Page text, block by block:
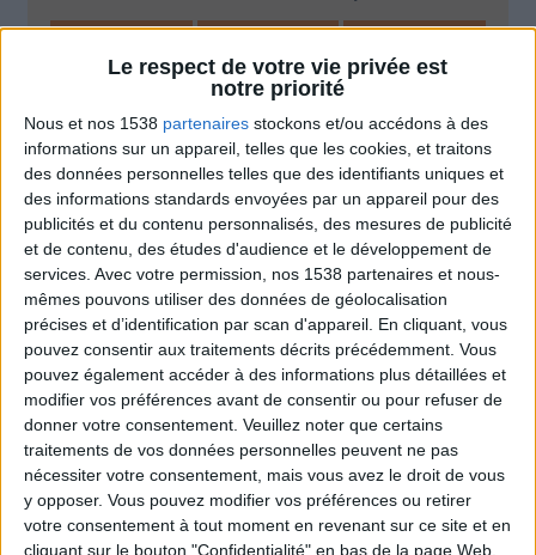
Le respect de votre vie privée est
notre priorité
Nous et nos 1538 partenaires stockons et/ou accédons à des
informations sur un appareil, telles que les cookies, et traitons
des données personnelles telles que des identifiants uniques et
des informations standards envoyées par un appareil pour des
publicités et du contenu personnalisés, des mesures de publicité
et de contenu, des études d'audience et le développement de
services. Avec votre permission, nos 1538 partenaires et nous-
mêmes pouvons utiliser des données de géolocalisation
précises et d’identification par scan d'appareil. En cliquant, vous
pouvez consentir aux traitements décrits précédemment. Vous
pouvez également accéder à des informations plus détaillées et
modifier vos préférences avant de consentir ou pour refuser de
donner votre consentement. Veuillez noter que certains
traitements de vos données personnelles peuvent ne pas
nécessiter votre consentement, mais vous avez le droit de vous
y opposer. Vous pouvez modifier vos préférences ou retirer
votre consentement à tout moment en revenant sur ce site et en
cliquant sur le bouton "Confidentialité" en bas de la page Web.
5 kilos
kilos
10 kilos
Webinaires en direct Voir tout
Chaque semaine, posez vos questions en live
en participant à des vidéo-conférences avec
Jean-Michel et les diététiciennes du
programme.
Peut-on remplacer la viande par des féculents